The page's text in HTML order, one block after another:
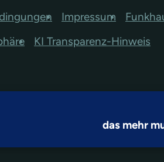
Impressum
KI Transparenz-Hinweis
das mehr